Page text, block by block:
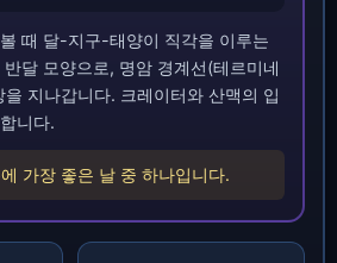
때 달-지구-태양이 직각을 이루는
달 모양으로, 명암 경계선(테르미네
지나갑니다. 크레이터와 산맥의 입
니다.
가장 좋은 날 중 하나입니다.